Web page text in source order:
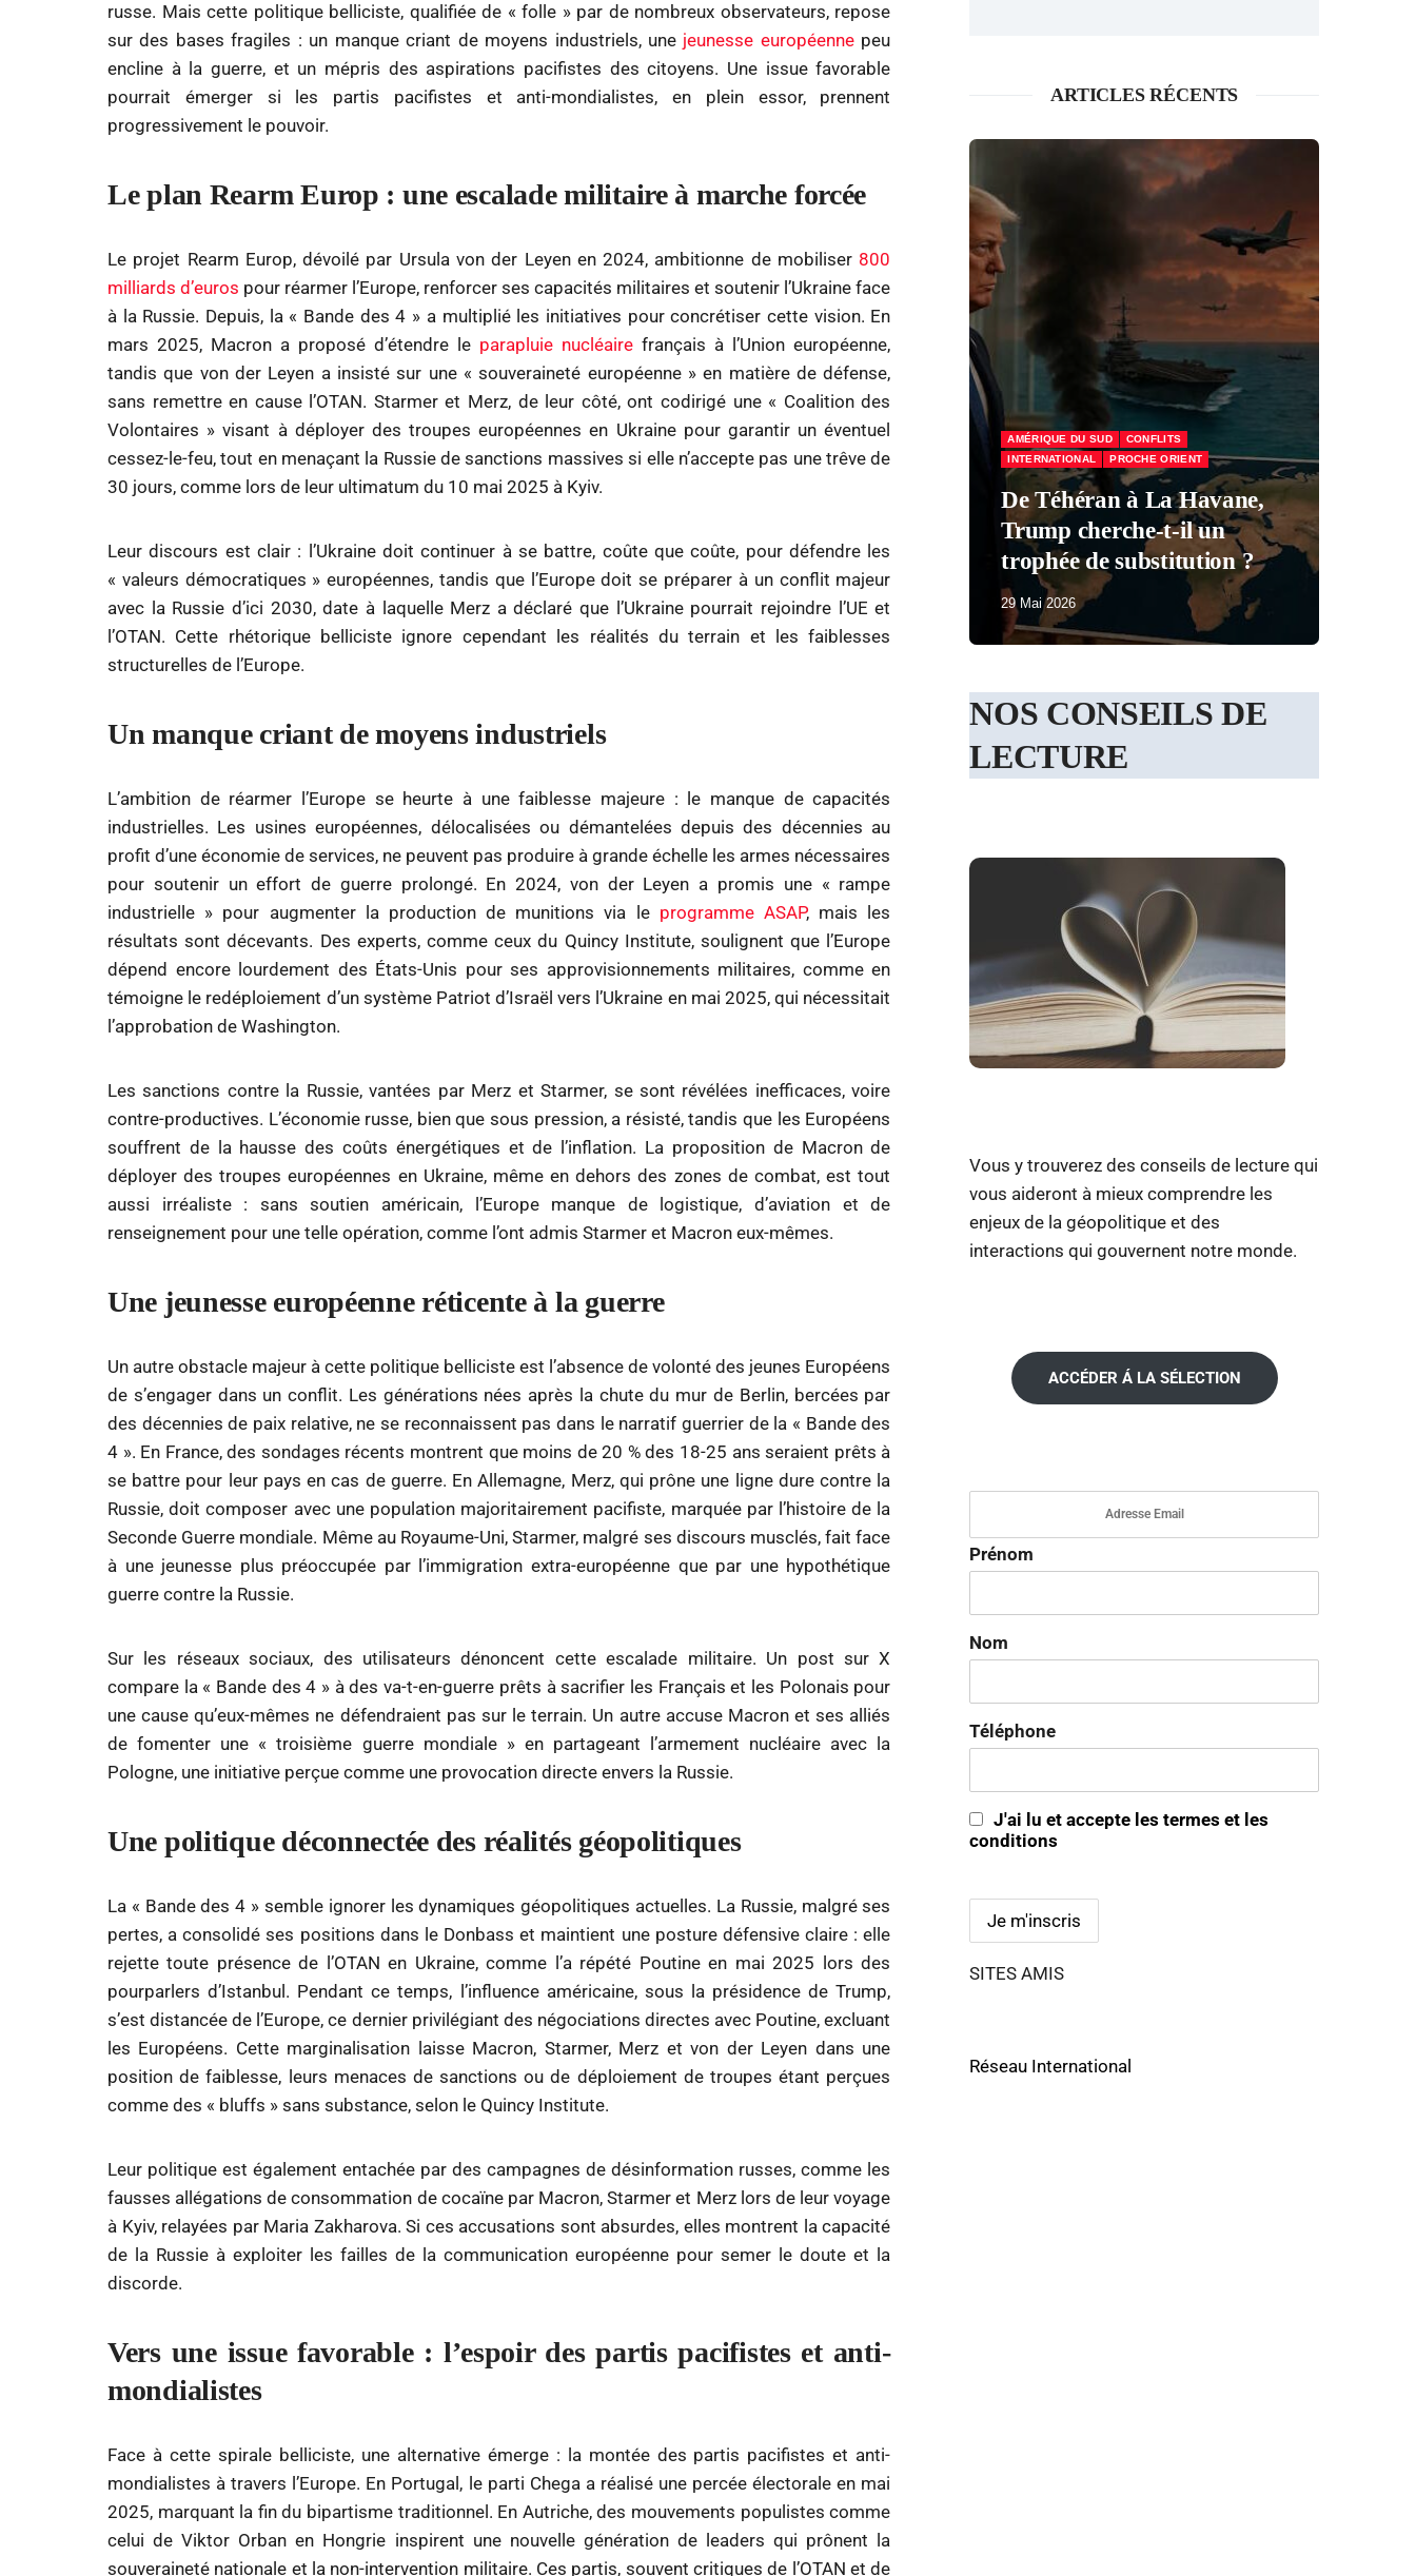
russe. Mais cette politique belliciste, qualifiée de « folle » par de nombreux observateurs, repose
sur des bases fragiles : un manque criant de moyens industriels, une jeunesse européennepeu
encline à la guerre, et un mépris des aspirations pacifistes des citoyens. Une issue favorable
pourrait émerger si les partis pacifistes et anti-mondialistes, en plein essor, prennent
progressivement le pouvoir.
Le plan Rearm Europ : une escalade militaire à marche forcée
Le projet Rearm Europ, dévoilé par Ursula von der Leyen en 2024, ambitionne de mobiliser 800
milliards d’euros pour réarmer l’Europe, renforcer ses capacités militaires et soutenir l’Ukraine face
à la Russie. Depuis, la « Bande des 4 » a multiplié les initiatives pour concrétiser cette vision. En
mars 2025, Macron a proposé d’étendre le parapluie nucléaire français à l’Union européenne,
tandis que von der Leyen a insisté sur une « souveraineté européenne » en matière de défense,
sans remettre en cause l’OTAN. Starmer et Merz, de leur côté, ont codirigé une « Coalition des
Volontaires » visant à déployer des troupes européennes en Ukraine pour garantir un éventuel
cessez-le-feu, tout en menaçant la Russie de sanctions massives si elle n’accepte pas une trêve de
30 jours, comme lors de leur ultimatum du 10 mai 2025 à Kyiv.
Leur discours est clair : l’Ukraine doit continuer à se battre, coûte que coûte, pour défendre les
« valeurs démocratiques » européennes, tandis que l’Europe doit se préparer à un conflit majeur
avec la Russie d’ici 2030, date à laquelle Merz a déclaré que l’Ukraine pourrait rejoindre l’UE et
l’OTAN. Cette rhétorique belliciste ignore cependant les réalités du terrain et les faiblesses
structurelles de l’Europe.
Un manque criant de moyens industriels
L’ambition de réarmer l’Europe se heurte à une faiblesse majeure : le manque de capacités
industrielles. Les usines européennes, délocalisées ou démantelées depuis des décennies au
profit d’une économie de services, ne peuvent pas produire à grande échelle les armes nécessaires
pour soutenir un effort de guerre prolongé. En 2024, von der Leyen a promis une « rampe
industrielle » pour augmenter la production de munitions via le programme ASAP, mais les
résultats sont décevants. Des experts, comme ceux du Quincy Institute, soulignent que l’Europe
dépend encore lourdement des États-Unis pour ses approvisionnements militaires, comme en
témoigne le redéploiement d’un système Patriot d’Israël vers l’Ukraine en mai 2025, qui nécessitait
l’approbation de Washington.
Les sanctions contre la Russie, vantées par Merz et Starmer, se sont révélées inefficaces, voire
contre-productives. L’économie russe, bien que sous pression, a résisté, tandis que les Européens
souffrent de la hausse des coûts énergétiques et de l’inflation. La proposition de Macron de
déployer des troupes européennes en Ukraine, même en dehors des zones de combat, est tout
aussi irréaliste : sans soutien américain, l’Europe manque de logistique, d’aviation et de
renseignement pour une telle opération, comme l’ont admis Starmer et Macron eux-mêmes.
Une jeunesse européenne réticente à la guerre
Un autre obstacle majeur à cette politique belliciste est l’absence de volonté des jeunes Européens
de s’engager dans un conflit. Les générations nées après la chute du mur de Berlin, bercées par
des décennies de paix relative, ne se reconnaissent pas dans le narratif guerrier de la « Bande des
4 ». En France, des sondages récents montrent que moins de 20 % des 18-25 ans seraient prêts à
se battre pour leur pays en cas de guerre. En Allemagne, Merz, qui prône une ligne dure contre la
Russie, doit composer avec une population majoritairement pacifiste, marquée par l’histoire de la
Seconde Guerre mondiale. Même au Royaume-Uni, Starmer, malgré ses discours musclés, fait face
à une jeunesse plus préoccupée par l’immigration extra-européenne que par une hypothétique
guerre contre la Russie.
Sur les réseaux sociaux, des utilisateurs dénoncent cette escalade militaire. Un post sur X
compare la « Bande des 4 » à des va-t-en-guerre prêts à sacrifier les Français et les Polonais pour
une cause qu’eux-mêmes ne défendraient pas sur le terrain. Un autre accuse Macron et ses alliés
de fomenter une « troisième guerre mondiale » en partageant l’armement nucléaire avec la
Pologne, une initiative perçue comme une provocation directe envers la Russie.
Une politique déconnectée des réalités géopolitiques
La « Bande des 4 » semble ignorer les dynamiques géopolitiques actuelles. La Russie, malgré ses
pertes, a consolidé ses positions dans le Donbass et maintient une posture défensive claire : elle
rejette toute présence de l’OTAN en Ukraine, comme l’a répété Poutine en mai 2025 lors des
pourparlers d’Istanbul. Pendant ce temps, l’influence américaine, sous la présidence de Trump,
s’est distancée de l’Europe, ce dernier privilégiant des négociations directes avec Poutine, excluant
les Européens. Cette marginalisation laisse Macron, Starmer, Merz et von der Leyen dans une
position de faiblesse, leurs menaces de sanctions ou de déploiement de troupes étant perçues
comme des « bluffs » sans substance, selon le Quincy Institute.
Leur politique est également entachée par des campagnes de désinformation russes, comme les
fausses allégations de consommation de cocaïne par Macron, Starmer et Merz lors de leur voyage
à Kyiv, relayées par Maria Zakharova. Si ces accusations sont absurdes, elles montrent la capacité
de la Russie à exploiter les failles de la communication européenne pour semer le doute et la
discorde.
Vers une issue favorable : l’espoir des partis pacifistes et anti-
mondialistes
Face à cette spirale belliciste, une alternative émerge : la montée des partis pacifistes et anti-
mondialistes à travers l’Europe. En Portugal, le parti Chega a réalisé une percée électorale en mai
2025, marquant la fin du bipartisme traditionnel. En Autriche, des mouvements populistes comme
celui de Viktor Orban en Hongrie inspirent une nouvelle génération de leaders qui prônent la
souveraineté nationale et la non-intervention militaire. Ces partis, souvent critiques de l’OTAN et de
ARTICLES RÉCENTS
DÉSINFORMATION
ÉCONOMIE & SOCIAL
FRANCE
Dématérialisation totale des
le bilan qui inquiète
28 Mai 2026
AMÉRIQUE DU SUD
CONFLITS
INTERNATIONAL
PROCHE ORIENT
De Téhéran à La Havane,
Trump cherche-t-il un
trophée de substitution ?
29 Mai 2026
NOS CONSEILS DE
LECTURE
Vous y trouverez des conseils de lecture qui
vous aideront à mieux comprendre les
enjeux de la géopolitique et des
interactions qui gouvernent notre monde.
ACCÉDER Á LA SÉLECTION
Prénom
Nom
Téléphone
J'ai lu et accepte les termes et les
conditions
SITES AMIS
Réseau International